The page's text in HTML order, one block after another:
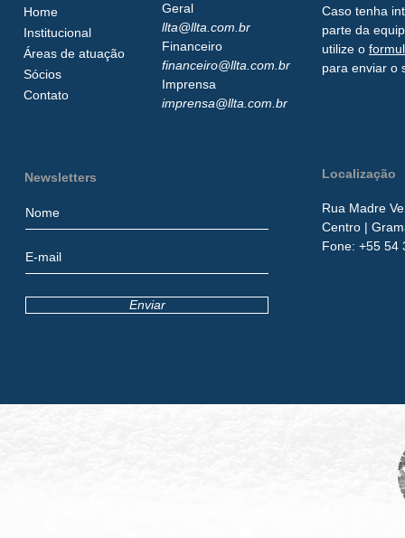
Home
Institucional
Áreas de atuação
Sócios
Contato
Geral
llta@llta.com.br
Financeiro
financeiro@llta.com.br
Imprensa
imprensa@llta.com.br
Caso tenha
parte da
utilize o
para enviar o
Enviar
Newsletters Localização
Rua Madre
Centro |
​Fone: +55 54